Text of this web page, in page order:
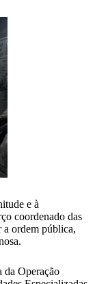
e à
coordenado das
a ordem pública,
da Operação